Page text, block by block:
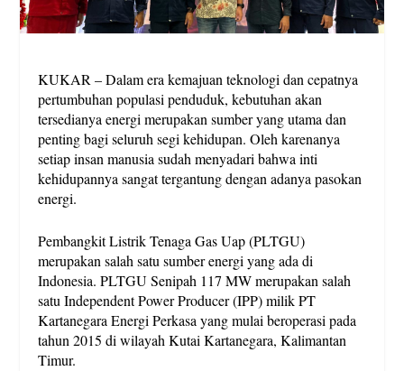
KUKAR – Dalam era kemajuan teknologi dan cepatnya
pertumbuhan populasi penduduk, kebutuhan akan
tersedianya energi merupakan sumber yang utama dan
penting bagi seluruh segi kehidupan. Oleh karenanya
setiap insan manusia sudah menyadari bahwa inti
kehidupannya sangat tergantung dengan adanya pasokan
energi.
Pembangkit Listrik Tenaga Gas Uap (PLTGU)
merupakan salah satu sumber energi yang ada di
Indonesia. PLTGU Senipah 117 MW merupakan salah
satu Independent Power Producer (IPP) milik PT
Kartanegara Energi Perkasa yang mulai beroperasi pada
tahun 2015 di wilayah Kutai Kartanegara, Kalimantan
Timur.